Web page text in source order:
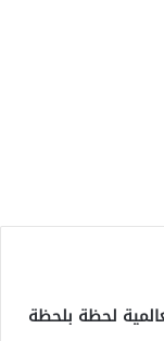
لحظة بلحظة